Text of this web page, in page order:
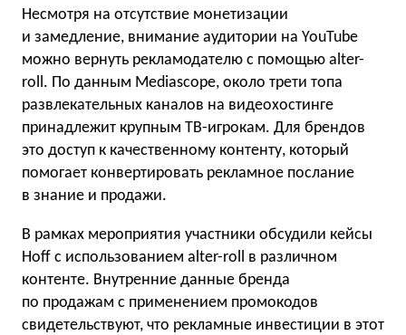
Несмотря на отсутствие монетизации
и замедление, внимание аудитории на YouTube
можно вернуть рекламодателю с помощью alter-
roll. По данным Mediascope, около трети топа
развлекательных каналов на видеохостинге
принадлежит крупным ТВ-игрокам. Для брендов
это доступ к качественному контенту, который
помогает конвертировать рекламное послание
в знание и продажи.
В рамках мероприятия участники обсудили кейсы
Hoff с использованием alter-roll в различном
контенте. Внутренние данные бренда
по продажам с применением промокодов
свидетельствуют, что рекламные инвестиции в этот